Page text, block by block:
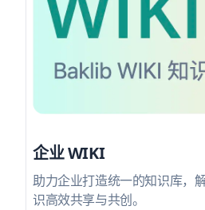
企业 WIKI
助力企业打造统一的知识库，
识高效共享与共创。